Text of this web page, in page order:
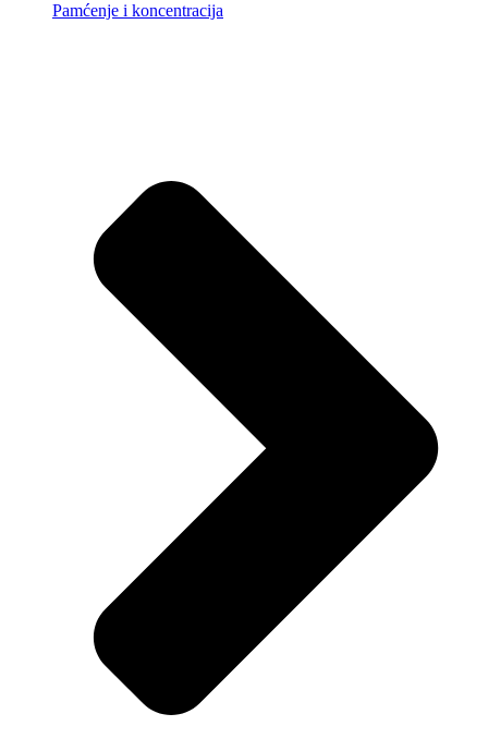
Pamćenje i koncentracija